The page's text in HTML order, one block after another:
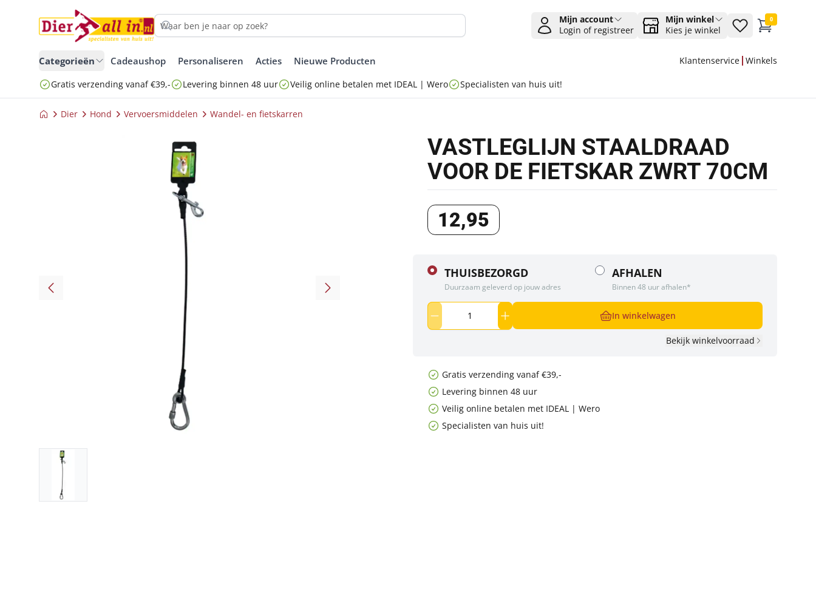
Mijn account
Login of registreer
Mijn winkel
Kies je winkel
0
Categorieën Cadeaushop Personaliseren Acties Nieuwe Producten Klantenservice Winkels
Gratis verzending vanaf €39,- Levering binnen 48 uur Veilig online betalen met IDEAL | Wero Specialisten van huis uit!
Dier Hond Vervoersmiddelen Wandel- en fietskarren
VASTLEGLIJN STAALDRAAD
VOOR DE FIETSKAR ZWRT 70CM
12,95
THUISBEZORGD
Duurzaam geleverd op jouw adres
AFHALEN
Binnen 48 uur afhalen*
In winkelwagen
Bekijk winkelvoorraad
Gratis verzending vanaf €39,-
Levering binnen 48 uur
Veilig online betalen met IDEAL | Wero
Specialisten van huis uit!